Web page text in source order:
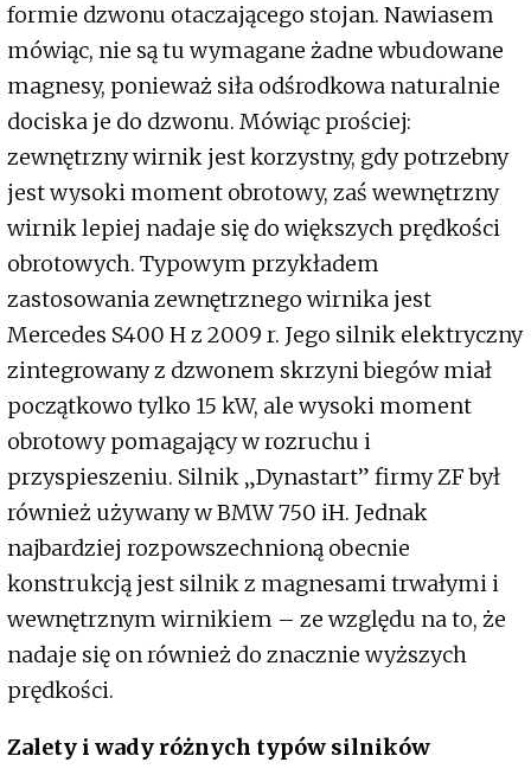
formie dzwonu otaczającego stojan. Nawiasem
mówiąc, nie są tu wymagane żadne wbudowane
magnesy, ponieważ siła odśrodkowa naturalnie
dociska je do dzwonu. Mówiąc prościej:
zewnętrzny wirnik jest korzystny, gdy potrzebny
jest wysoki moment obrotowy, zaś wewnętrzny
wirnik lepiej nadaje się do większych prędkości
obrotowych. Typowym przykładem
zastosowania zewnętrznego wirnika jest
Mercedes S400 H z 2009 r. Jego silnik elektryczny
zintegrowany z dzwonem skrzyni biegów miał
początkowo tylko 15 kW, ale wysoki moment
obrotowy pomagający w rozruchu i
przyspieszeniu. Silnik „Dynastart” firmy ZF był
również używany w BMW 750 iH. Jednak
najbardziej rozpowszechnioną obecnie
konstrukcją jest silnik z magnesami trwałymi i
wewnętrznym wirnikiem – ze względu na to, że
nadaje się on również do znacznie wyższych
prędkości.
Zalety i wady różnych typów silników